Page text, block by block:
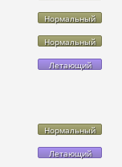
Нормальный
Нормальный
Летающий
Нормальный
Летающий